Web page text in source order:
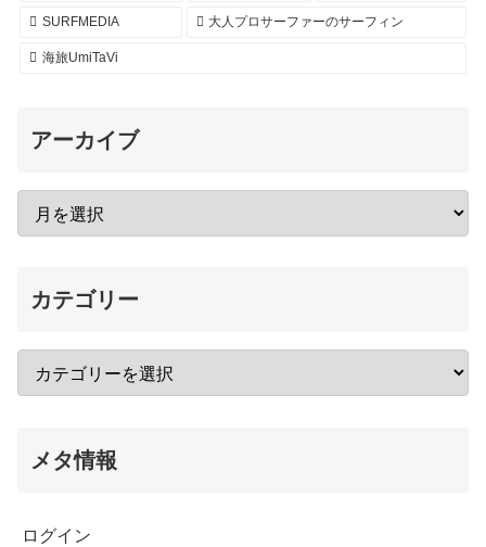
SURFMEDIA 大人プロサーファーのサーフィン
海旅UmiTaVi
アーカイブ
カテゴリー
メタ情報
ログイン